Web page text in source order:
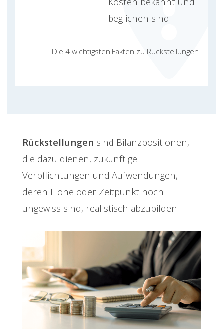
Die 4 wichtigsten Fakten zu Rückstellungen
beglichen sind
Rückstellungen sind Bilanzpositionen,
die dazu dienen, zukünftige
Verpflichtungen und Aufwendungen,
deren Höhe oder Zeitpunkt noch
ungewiss sind, realistisch abzubilden.